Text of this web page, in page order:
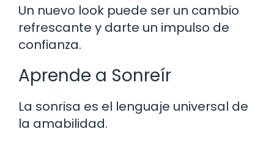
Un nuevo look puede ser un cambio
refrescante y darte un impulso de
confianza.
Aprende a Sonreír
La sonrisa es el lenguaje universal de
la amabilidad.